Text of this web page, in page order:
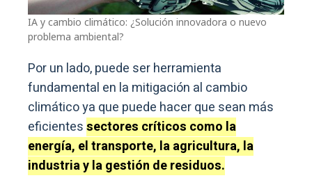
IA y cambio climático: ¿Solución innovadora o nuevo
problema ambiental?
Por un lado, puede ser herramienta
fundamental en la mitigación al cambio
climático ya que puede hacer que sean más
eficientessectores críticos como la
energía, el transporte, la agricultura, la
industria y la gestión de residuos.